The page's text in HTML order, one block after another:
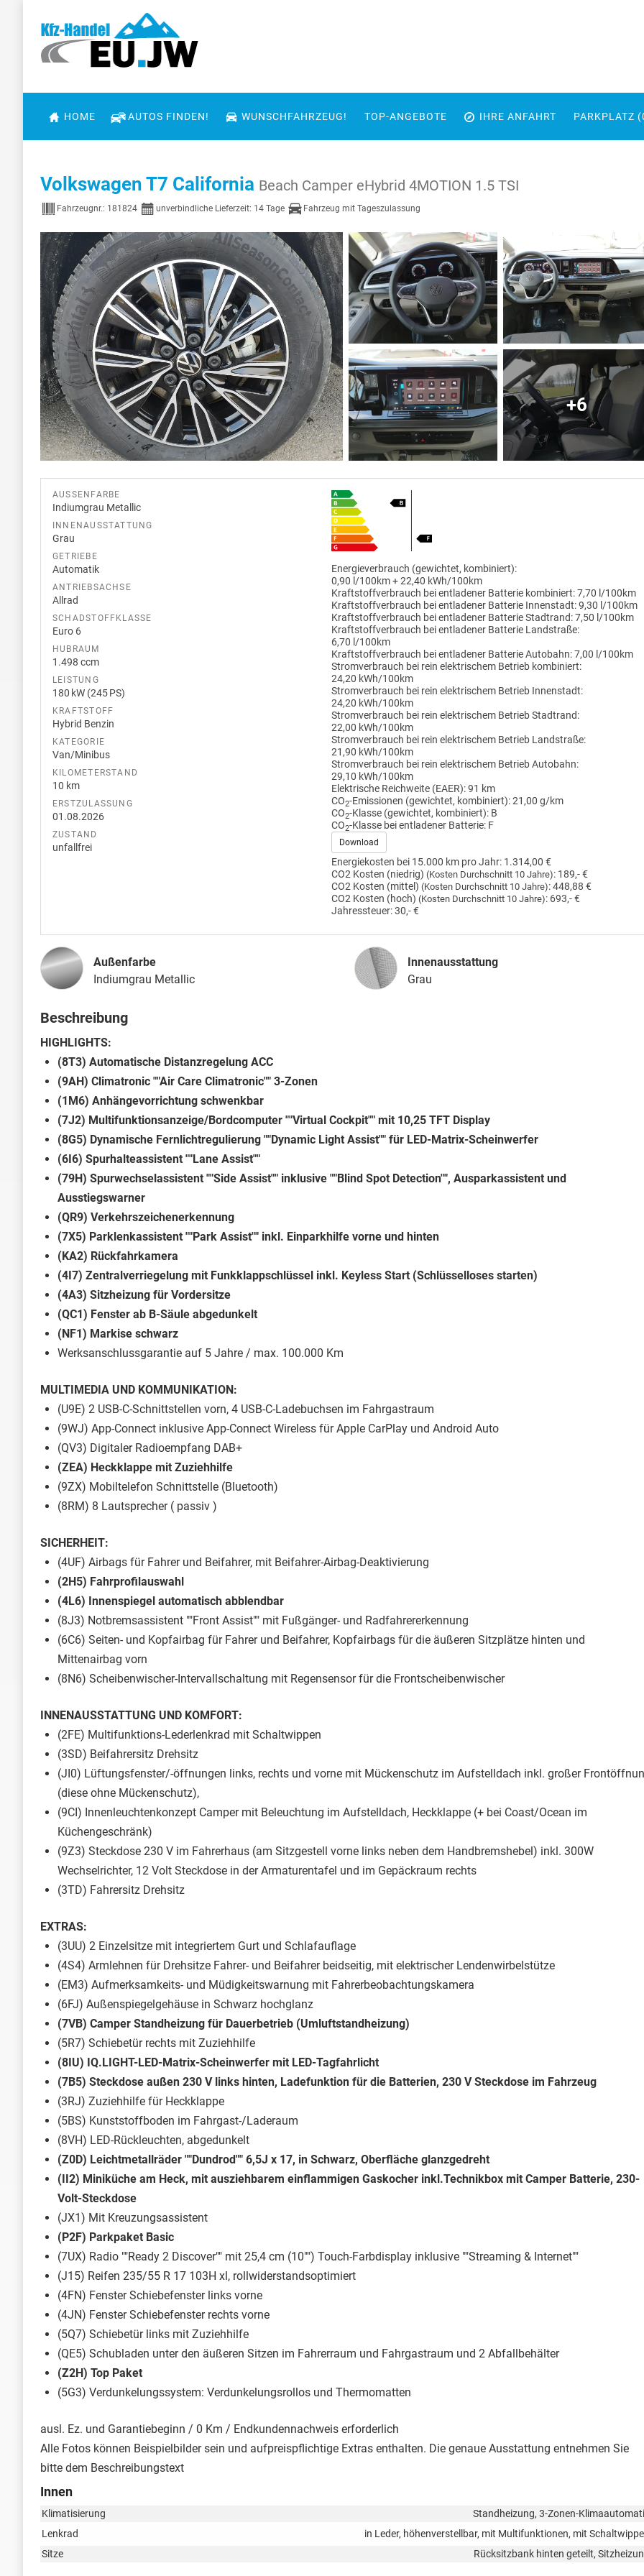
HOME AUTOS FINDEN! WUNSCHFAHRZEUG! TOP-ANGEBOTE IHRE ANFAHRT PARKPLATZ (
Volkswagen T7 California Beach Camper eHybrid 4MOTION 1.5 TSI
Fahrzeugnr.: 181824 unverbindliche Lieferzeit: 14 Tage Fahrzeug mit Tageszulassung
+6
AUSSENFARBE
Indiumgrau Metallic
INNENAUSSTATTUNG
Grau
GETRIEBE
Automatik
ANTRIEBSACHSE
Allrad
SCHADSTOFFKLASSE
Euro 6
HUBRAUM
1.498 ccm
LEISTUNG
180 kW (245 PS)
KRAFTSTOFF
Hybrid Benzin
KATEGORIE
Van/Minibus
KILOMETERSTAND
10 km
ERSTZULASSUNG
01.08.2026
ZUSTAND
unfallfrei
Energieverbrauch (gewichtet, kombiniert):
0,90 l/100km + 22,40 kWh/100km
Kraftstoffverbrauch bei entladener Batterie kombiniert:7,70 l/100km
Kraftstoffverbrauch bei entladener Batterie Innenstadt:9,30 l/100km
Kraftstoffverbrauch bei entladener Batterie Stadtrand:7,50 l/100km
Kraftstoffverbrauch bei entladener Batterie Landstraße:
6,70 l/100km
Kraftstoffverbrauch bei entladener Batterie Autobahn:7,00 l/100km
Stromverbrauch bei rein elektrischem Betrieb kombiniert:
24,20 kWh/100km
Stromverbrauch bei rein elektrischem Betrieb Innenstadt:
24,20 kWh/100km
Stromverbrauch bei rein elektrischem Betrieb Stadtrand:
22,00 kWh/100km
Stromverbrauch bei rein elektrischem Betrieb Landstraße:
21,90 kWh/100km
Stromverbrauch bei rein elektrischem Betrieb Autobahn:
29,10 kWh/100km
Elektrische Reichweite (EAER):91 km
CO2-Emissionen (gewichtet, kombiniert):21,00 g/km
CO2-Klasse (gewichtet, kombiniert): B
CO2-Klasse bei entladener Batterie: F
Download
Energiekosten bei 15.000 km pro Jahr: 1.314,00 €
CO2 Kosten (niedrig) (Kosten Durchschnitt 10 Jahre): 189,- €
CO2 Kosten (mittel) (Kosten Durchschnitt 10 Jahre):448,88 €
CO2 Kosten (hoch) (Kosten Durchschnitt 10 Jahre): 693,- €
Jahressteuer:30,- €
Außenfarbe
Indiumgrau Metallic
Innenausstattung
Innenausstattung
Grau
Beschreibung
HIGHLIGHTS:
(8T3) Automatische Distanzregelung ACC
(9AH) Climatronic ""Air Care Climatronic"" 3-Zonen
(1M6) Anhängevorrichtung schwenkbar
(7J2) Multifunktionsanzeige/Bordcomputer ""Virtual Cockpit"" mit 10,25 TFT Display
(8G5) Dynamische Fernlichtregulierung ""Dynamic Light Assist"" für LED-Matrix-Scheinwerfer
(6I6) Spurhalteassistent ""Lane Assist""
(79H) Spurwechselassistent ""Side Assist"" inklusive ""Blind Spot Detection"", Ausparkassistent und
Ausstiegswarner
(QR9) Verkehrszeichenerkennung
(7X5) Parklenkassistent ""Park Assist"" inkl. Einparkhilfe vorne und hinten
(KA2) Rückfahrkamera
(4I7) Zentralverriegelung mit Funkklappschlüssel inkl. Keyless Start (Schlüsselloses starten)
(4A3) Sitzheizung für Vordersitze
(QC1) Fenster ab B-Säule abgedunkelt
(NF1) Markise schwarz
Werksanschlussgarantie auf 5 Jahre / max. 100.000 Km
MULTIMEDIA UND KOMMUNIKATION:
(U9E) 2 USB-C-Schnittstellen vorn, 4 USB-C-Ladebuchsen im Fahrgastraum
(9WJ) App-Connect inklusive App-Connect Wireless für Apple CarPlay und Android Auto
(QV3) Digitaler Radioempfang DAB+
(ZEA) Heckklappe mit Zuziehhilfe
(9ZX) Mobiltelefon Schnittstelle (Bluetooth)
(8RM) 8 Lautsprecher ( passiv )
SICHERHEIT:
(4UF) Airbags für Fahrer und Beifahrer, mit Beifahrer-Airbag-Deaktivierung
(2H5) Fahrprofilauswahl
(4L6) Innenspiegel automatisch abblendbar
(8J3) Notbremsassistent ""Front Assist"" mit Fußgänger- und Radfahrererkennung
(6C6) Seiten- und Kopfairbag für Fahrer und Beifahrer, Kopfairbags für die äußeren Sitzplätze hinten und
Mittenairbag vorn
(8N6) Scheibenwischer-Intervallschaltung mit Regensensor für die Frontscheibenwischer
INNENAUSSTATTUNG UND KOMFORT:
(2FE) Multifunktions-Lederlenkrad mit Schaltwippen
(3SD) Beifahrersitz Drehsitz
(JI0) Lüftungsfenster/-öffnungen links, rechts und vorne mit Mückenschutz im Aufstelldach inkl. großer
(diese ohne Mückenschutz),
(9CI) Innenleuchtenkonzept Camper mit Beleuchtung im Aufstelldach, Heckklappe (+ bei Coast/Ocean im
Küchengeschränk)
(9Z3) Steckdose 230 V im Fahrerhaus (am Sitzgestell vorne links neben dem Handbremshebel) inkl. 300W
Wechselrichter, 12 Volt Steckdose in der Armaturentafel und im Gepäckraum rechts
(3TD) Fahrersitz Drehsitz
EXTRAS:
(3UU) 2 Einzelsitze mit integriertem Gurt und Schlafauflage
(4S4) Armlehnen für Drehsitze Fahrer- und Beifahrer beidseitig, mit elektrischer Lendenwirbelstütze
(EM3) Aufmerksamkeits- und Müdigkeitswarnung mit Fahrerbeobachtungskamera
(6FJ) Außenspiegelgehäuse in Schwarz hochglanz
(7VB) Camper Standheizung für Dauerbetrieb (Umluftstandheizung)
(5R7) Schiebetür rechts mit Zuziehhilfe
(8IU) IQ.LIGHT-LED-Matrix-Scheinwerfer mit LED-Tagfahrlicht
(7B5) Steckdose außen 230 V links hinten, Ladefunktion für die Batterien, 230 V Steckdose im Fahrzeug
(3RJ) Zuziehhilfe für Heckklappe
(5BS) Kunststoffboden im Fahrgast-/Laderaum
(8VH) LED-Rückleuchten, abgedunkelt
(Z0D) Leichtmetallräder ""Dundrod"" 6,5J x 17, in Schwarz, Oberfläche glanzgedreht
(II2) Miniküche am Heck, mit ausziehbarem einflammigen Gaskocher inkl.Technikbox mit Camper Batterie, 230-
Volt-Steckdose
(JX1) Mit Kreuzungsassistent
(P2F) Parkpaket Basic
(7UX) Radio ""Ready 2 Discover"" mit 25,4 cm (10"") Touch-Farbdisplay inklusive ""Streaming & Internet""
(J15) Reifen 235/55 R 17 103H xl, rollwiderstandsoptimiert
(4FN) Fenster Schiebefenster links vorne
(4JN) Fenster Schiebefenster rechts vorne
(5Q7) Schiebetür links mit Zuziehhilfe
(QE5) Schubladen unter den äußeren Sitzen im Fahrerraum und Fahrgastraum und 2 Abfallbehälter
(Z2H) Top Paket
(5G3) Verdunkelungssystem: Verdunkelungsrollos und Thermomatten
ausl. Ez. und Garantiebeginn / 0 Km / Endkundennachweis erforderlich
Alle Fotos können Beispielbilder sein und aufpreispflichtige Extras enthalten. Die genaue Ausstattung entnehmen Sie
bitte dem Beschreibungstext
Innen
Klimatisierung
Standheizung, 3-Zonen-
Lenkrad
in Leder, höhenverstellbar, mit Multifunktionen, mit
Sitze
Rücksitzbank hinten geteilt,